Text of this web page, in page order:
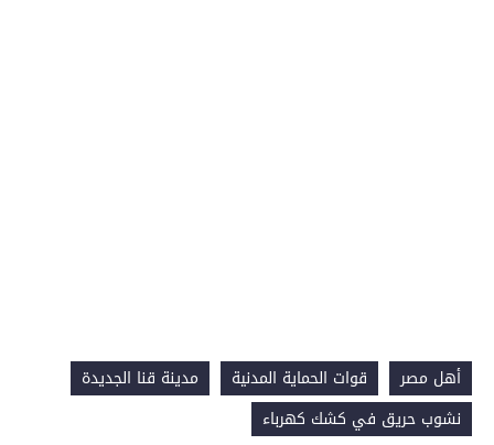
أهل مصر قوات الحماية المدنية
مدينة قنا الجديدة
نشوب حريق في كشك كهرباء